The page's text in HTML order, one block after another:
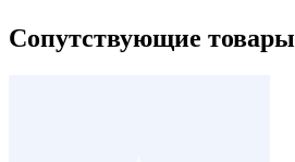
Сопутствующие товары